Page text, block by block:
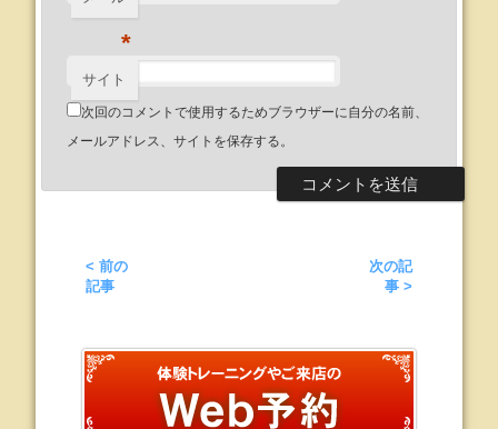
*
サイト
次回のコメントで使用するためブラウザーに自分の名前、
メールアドレス、サイトを保存する。
< 前の
記事
次の記
事 >